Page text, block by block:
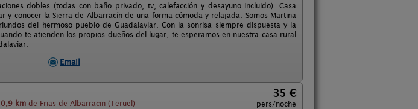
dobles (todas con baño privado, tv, calefacción y desayuno incluido). Casa
y conocer la Sierra de Albarracín de una forma cómoda y relajada. Somos Martina
del hermoso pueblo de Guadalaviar. Con la sonrisa siempre dispuesta y la
te atienden los propios dueños del lugar, te esperamos en nuestra casa rural
Email
km de Frias de Albarracin (Teruel)
35 €
pers/noche